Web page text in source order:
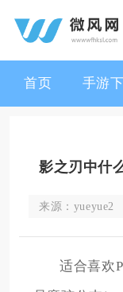
首页 手游
影之刃中什
来源： yueyue2
适合喜欢